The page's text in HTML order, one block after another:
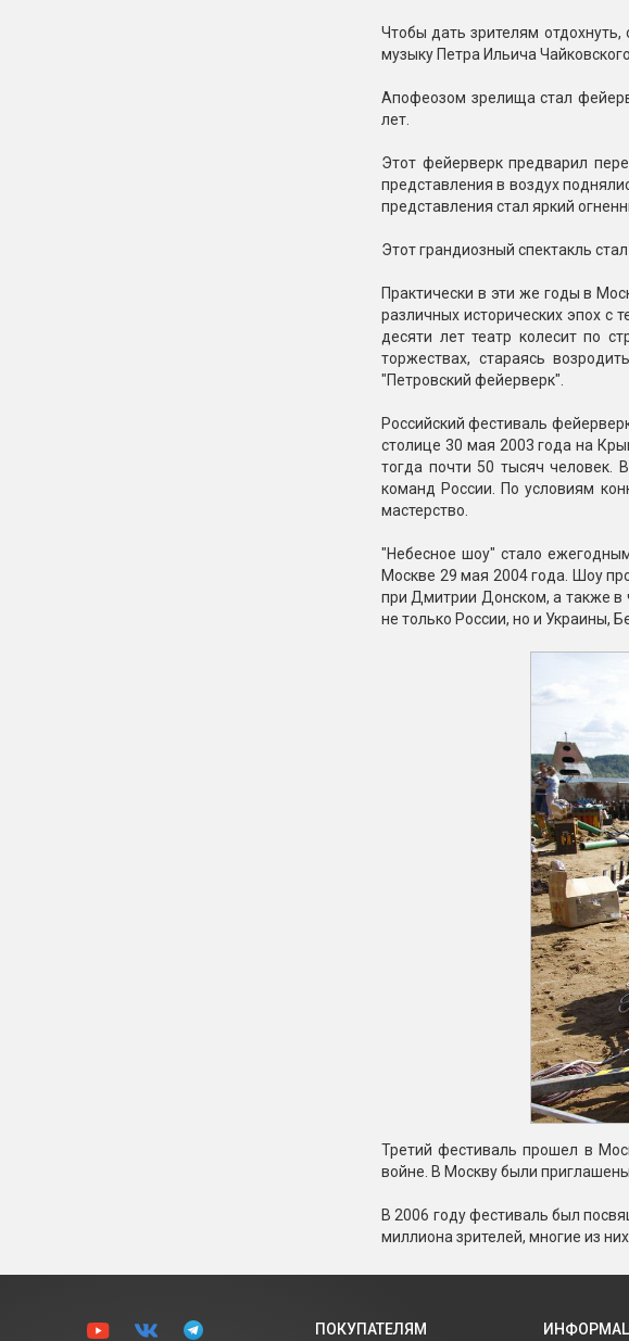
Чтобы дать зрителям
музыку Петра Ильича
Апофеозом зрелища стал
лет.
Этот фейерверк предварил
представления в воздух
представления стал яркий
Этот грандиозный спектакль
Практически в эти же годы в
различных исторических эпох с
десяти лет театр колесит по
торжествах, стараясь
"Петровский фейерверк".
Российский фестиваль
столице 30 мая 2003 года на
тогда почти 50 тысяч человек.
команд России. По условиям
мастерство.
"Небесное шоу" стало
Москве 29 мая 2004 года. Шоу
при Дмитрии Донском, а также в
не только России, но и Украины,
Третий фестиваль прошел в
войне. В Москву были
В 2006 году фестиваль был
миллиона зрителей, многие из
ПОКУПАТЕЛЯМ